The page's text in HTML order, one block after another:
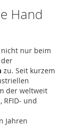
Hand
nur beim
zu. Seit kurzem
der weltweit
und
Jahren